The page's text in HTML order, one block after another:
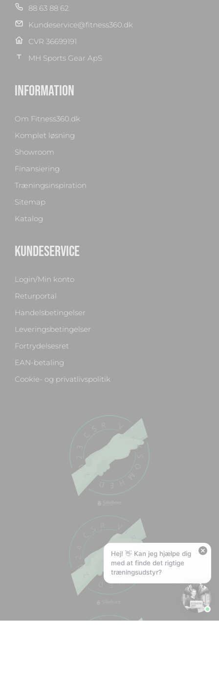
88 63 88 62
Kundeservice@fitness360.dk
CVR 36699191
MH Sports Gear ApS
INFORMATION
Om Fitness360.dk
Komplet løsning
Showroom
Finansiering
Træningsinspiration
Sitemap
Katalog
KUNDESERVICE
Login/Min konto
Returportal
Handelsbetingelser
Leveringsbetingelser
Fortrydelsesret
EAN-betaling
Cookie- og privatlivspolitik
Hej! 👋 Kan jeg hjælpe dig
med at finde det rigtige
træningsudstyr?
🏋️
Hej! Hvad kan jeg hjælpe med?
Stil mig et spørgsmål om vores produkter,
levering eller returnering — jeg er klar!
Hvad koster fragt, og hvor hurtigt leverer I?